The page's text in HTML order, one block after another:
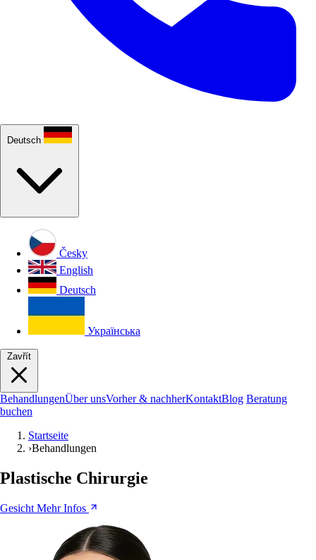
Deutsch
Česky
English
Deutsch
Українська
Zavřít
BehandlungenÜber unsVorher & nachherKontaktBlog Beratung
buchen
Startseite
›Behandlungen
Plastische Chirurgie
Gesicht Mehr Infos